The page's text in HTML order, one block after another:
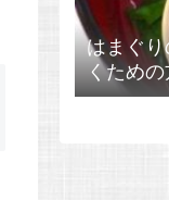
はまぐ
くため